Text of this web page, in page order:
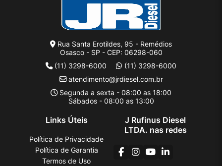
Rua Santa Erotildes, 95 - Remédios
Osasco - SP - CEP: 06298-060
(11) 3298-6000
(11) 3298-6000
atendimento@jrdiesel.com.br
Segunda a sexta - 08:00 as 18:00
Sábados - 08:00 as 13:00
Links Úteis
Política de Privacidade
Política de Garantia
Termos de Uso
J Rufinus Diesel
LTDA. nas redes